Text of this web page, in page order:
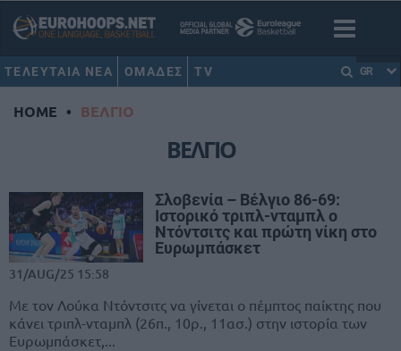
ΤΕΛΕΥΤΑΙΑ ΝΕΑ ΟΜΑΔΕΣ TV GR
HOME • ΒΕΛΓΙΟ
ΒΕΛΓΙΟ
Σλοβενία – Βέλγιο 86-69:
Ιστορικό τριπλ-νταμπλ ο
Ντόντσιτς και πρώτη νίκη στο
Ευρωμπάσκετ
31/AUG/25 15:58
Με τον Λούκα Ντόντσιτς να γίνεται ο πέμπτος παίκτης που
κάνει τριπλ-νταμπλ (26π., 10ρ., 11ασ.) στην ιστορία των
Ευρωμπάσκετ,...